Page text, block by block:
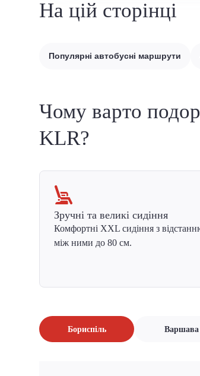
На цій сторінці
Популярні автобусні маршрути
Чому варто
KLR?
Зручні та великі сидіння
Комфортні XXL сидіння з
між ними до 80 см.
Бориспіль Варшава